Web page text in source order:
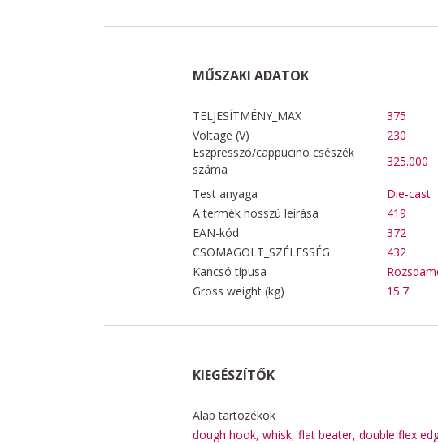
MŰSZAKI ADATOK
TELJESÍTMÉNY_MAX 375
Voltage (V)
230
Eszpresszó/cappucino csészék
száma
325.000
Test anyaga
Die-cast
A termék hosszú leírása
419
EAN-kód
372
CSOMAGOLT_SZÉLESSÉG
432
Kancsó típusa
Gross weight (kg)
15.7
KIEGÉSZÍTŐK
Alap tartozékok
dough hook, whisk, flat beater, double flex